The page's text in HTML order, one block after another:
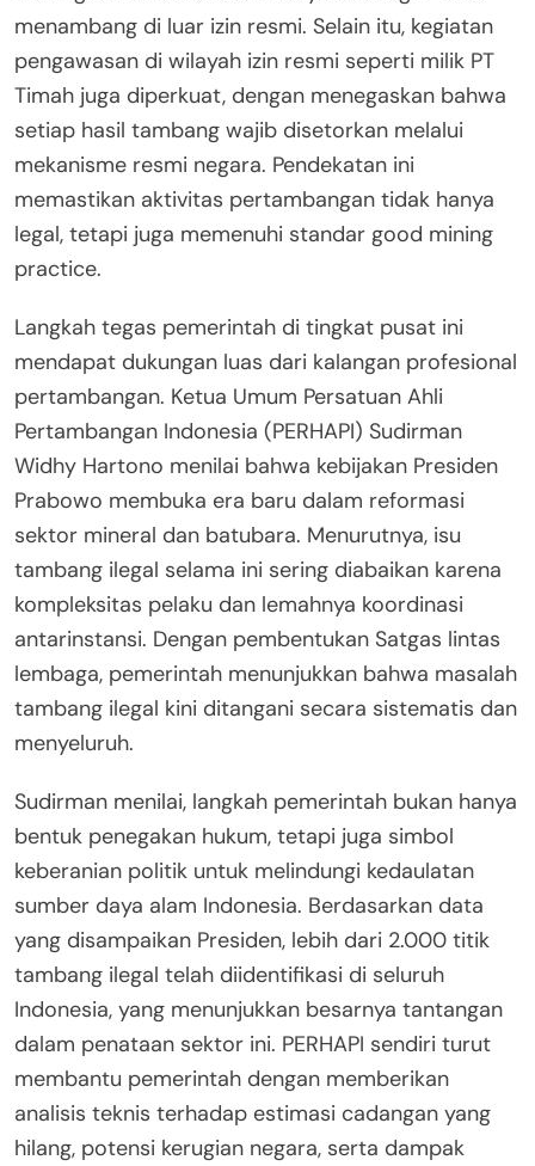
menambang di luar izin resmi. Selain itu, kegiatan
pengawasan di wilayah izin resmi seperti milik PT
Timah juga diperkuat, dengan menegaskan bahwa
setiap hasil tambang wajib disetorkan melalui
mekanisme resmi negara. Pendekatan ini
memastikan aktivitas pertambangan tidak hanya
legal, tetapi juga memenuhi standar good mining
practice.
Langkah tegas pemerintah di tingkat pusat ini
mendapat dukungan luas dari kalangan profesional
pertambangan. Ketua Umum Persatuan Ahli
Pertambangan Indonesia (PERHAPI) Sudirman
Widhy Hartono menilai bahwa kebijakan Presiden
Prabowo membuka era baru dalam reformasi
sektor mineral dan batubara. Menurutnya, isu
tambang ilegal selama ini sering diabaikan karena
kompleksitas pelaku dan lemahnya koordinasi
antarinstansi. Dengan pembentukan Satgas lintas
lembaga, pemerintah menunjukkan bahwa masalah
tambang ilegal kini ditangani secara sistematis dan
menyeluruh.
Sudirman menilai, langkah pemerintah bukan hanya
bentuk penegakan hukum, tetapi juga simbol
keberanian politik untuk melindungi kedaulatan
sumber daya alam Indonesia. Berdasarkan data
yang disampaikan Presiden, lebih dari 2.000 titik
tambang ilegal telah diidentifikasi di seluruh
Indonesia, yang menunjukkan besarnya tantangan
dalam penataan sektor ini. PERHAPI sendiri turut
membantu pemerintah dengan memberikan
analisis teknis terhadap estimasi cadangan yang
hilang, potensi kerugian negara, serta dampak